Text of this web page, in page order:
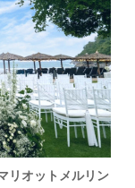
リオットメルリン